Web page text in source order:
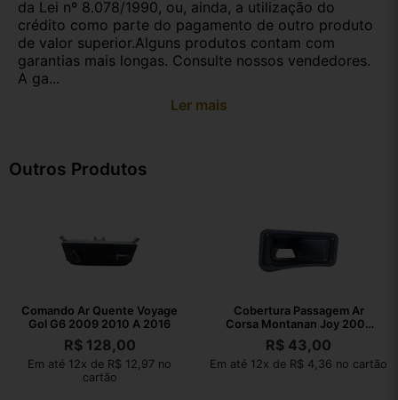
da Lei nº 8.078/1990, ou, ainda, a utilização do
crédito como parte do pagamento de outro produto
de valor superior.Alguns produtos contam com
garantias mais longas. Consulte nossos vendedores.
A ga...
Ler mais
Outros Produtos
Comando Ar Quente Voyage
Gol G6 2009 2010 A 2016
R$128,00
Em até 12x de R$ 12,97 no
cartão
Cobertura Passagem Ar
Corsa Montanan Joy 2002
2003 A 2010
R$ 43,00
Em até 12x de R$ 4,36 no cartão